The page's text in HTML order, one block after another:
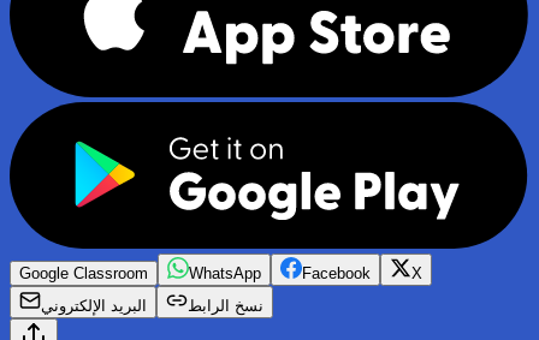
Google Classroom WhatsApp Facebook
X
البريد الإلكتروني
نسخ الرابط